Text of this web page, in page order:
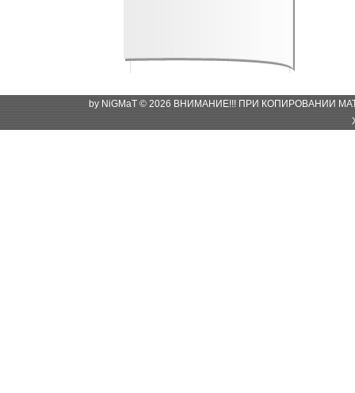
by NiGMaT © 2026 ВНИМАНИЕ!!! ПРИ КОПИРОВАНИИ